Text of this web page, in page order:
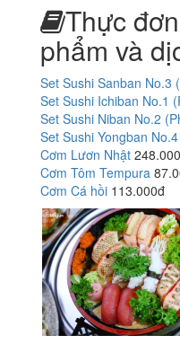
Thực
phẩm và
Set Sushi Sanban No.3
Set Sushi Ichiban No.1
Set Sushi Niban No.2
Set Sushi Yongban
Cơm Lươn Nhật
Cơm Tôm Tempura
Cơm Cá hồi 113.000đ